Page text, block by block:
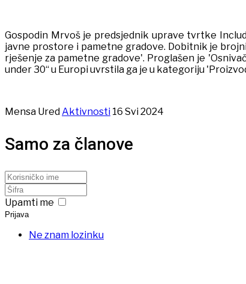
Gospodin Mrvoš je predsjednik uprave tvrtke
javne prostore i pametne gradove. Dobitnik je
rješenje za pametne gradove'. Proglašen je
under 30“ u Europi uvrstila ga je u kategoriju
Mensa UredAktivnosti 16 Svi 2024
Samo za članove
Upamti me
Prijava
Ne znam lozinku